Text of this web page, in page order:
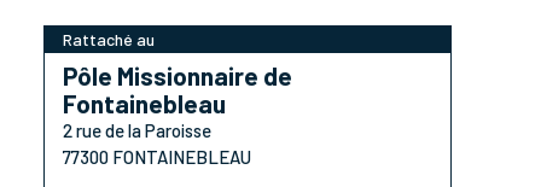
Rattaché au
Pôle Missionnaire de
Fontainebleau
2 rue de la Paroisse
77300 FONTAINEBLEAU